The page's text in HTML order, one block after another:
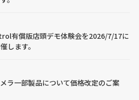
有償版店頭デモ体験会を2026/7/17に
します。
ラ一部製品について価格改定のご案